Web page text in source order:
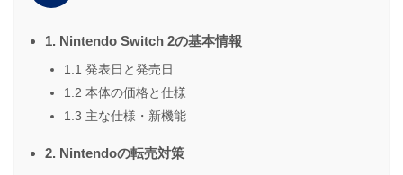
1. Nintendo Switch 2の基本情報
1.1 発表日と発売日
1.2 本体の価格と仕様
1.3 主な仕様・新機能
2. Nintendoの転売対策